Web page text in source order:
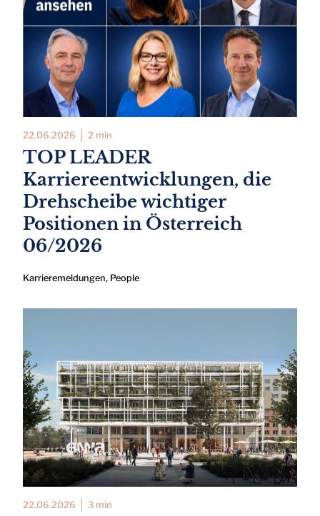
22.06.2026 2 min
TOP LEADER
Karriereentwicklungen, die
Drehscheibe wichtiger
Positionen in Österreich
06/2026
Karrieremeldungen, People
22.06.2026 3 min